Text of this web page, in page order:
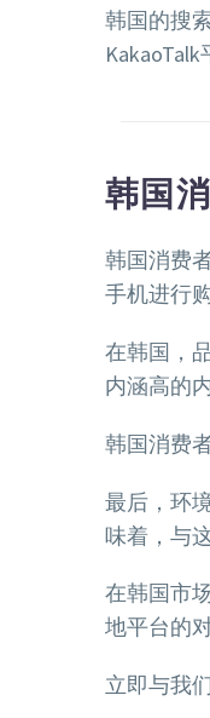
韩国的搜
韩国
韩国消费
手机进行
在韩国，
内涵高的
韩国消费
最后，环
味着，与
在韩国市
地平台的
立即与我